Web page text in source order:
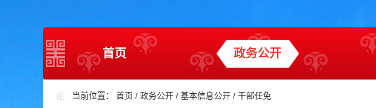
首页 政务公开
当前位置： 首页 / 政务公开 / 基本信息公开 / 干部任免